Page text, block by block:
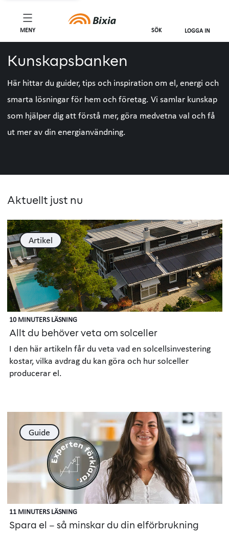
MENY SÖK LOGGA IN
Kunskapsbanken
Här hittar du guider, tips och inspiration om el, energi och
smarta lösningar för hem och företag. Vi samlar kunskap
som hjälper dig att förstå mer, göra medvetna val och få
ut mer av din energianvändning.
Aktuellt just nu
Artikel
10 MINUTERS LÄSNING
Allt du behöver veta om solceller
I den här artikeln får du veta vad en solcellsinvestering
kostar, vilka avdrag du kan göra och hur solceller
producerar el.
Guide
11 MINUTERS LÄSNING
Spara el – så minskar du din elförbrukning